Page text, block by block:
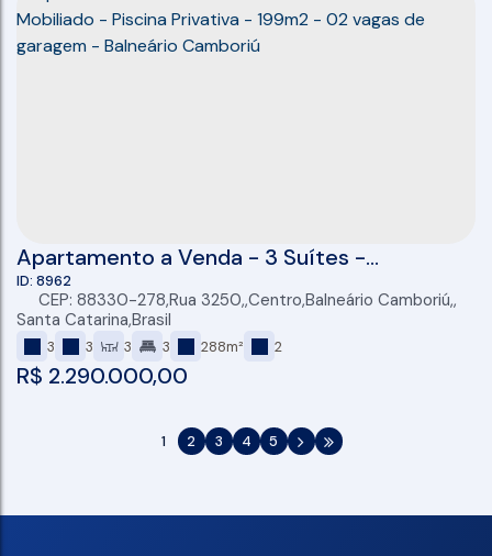
Apartamento a Venda - 3 Suítes -
Diferenciado - Mobiliado - Piscina Privativa -
199m2 - 02 vagas de garagem - Balneário
Camboriú
R$ 2.290.000,00
8962
CEP: 88330-278,Rua 3250 ,Centro,Balneário Camboriú ,
Santa Catarina,Brasil
3 3 3 3 288m² 2
1 2 3 4 5